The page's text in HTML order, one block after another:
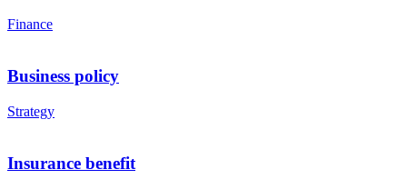
Finance
Business policy
Strategy
Insurance benefit